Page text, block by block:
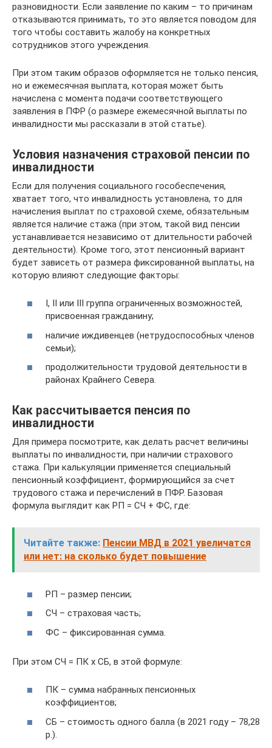
разновидности. Если заявление по каким – то причинам
отказываются принимать, то это является поводом для
того чтобы составить жалобу на конкретных
сотрудников этого учреждения.
При этом таким образов оформляется не только пенсия,
но и ежемесячная выплата, которая может быть
начислена с момента подачи соответствующего
заявления в ПФР (о размере ежемесячной выплаты по
инвалидности мы рассказали в этой статье).
Условия назначения страховой пенсии по
инвалидности
Если для получения социального гособеспечения,
хватает того, что инвалидность установлена, то для
начисления выплат по страховой схеме, обязательным
является наличие стажа (при этом, такой вид пенсии
устанавливается независимо от длительности рабочей
деятельности). Кроме того, этот пенсионный вариант
будет зависеть от размера фиксированной выплаты, на
которую влияют следующие факторы:
I, II или III группа ограниченных возможностей,
присвоенная гражданину;
наличие иждивенцев (нетрудоспособных членов
семьи);
продолжительности трудовой деятельности в
районах Крайнего Севера.
Как рассчитывается пенсия по
инвалидности
Для примера посмотрите, как делать расчет величины
выплаты по инвалидности, при наличии страхового
стажа. При калькуляции применяется специальный
пенсионный коэффициент, формирующийся за счет
трудового стажа и перечислений в ПФР. Базовая
формула выглядит как РП = СЧ + ФС, где:
Читайте также: Пенсии МВД в 2021 увеличатся
или нет: на сколько будет повышение
РП – размер пенсии;
СЧ – страховая часть;
ФС – фиксированная сумма.
При этом СЧ = ПК х СБ, в этой формуле:
ПК – сумма набранных пенсионных
коэффициентов;
СБ – стоимость одного балла (в 2021 году – 78,28
р.).